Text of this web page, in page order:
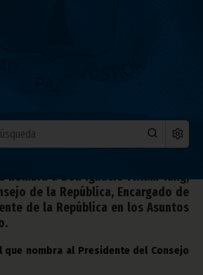
número 56/2016, de fecha 21 de
nombra a Don Ignacio Milam Tang,
de la República, Encargado de
de la República en los Asuntos
que nombra al Presidente del Consejo